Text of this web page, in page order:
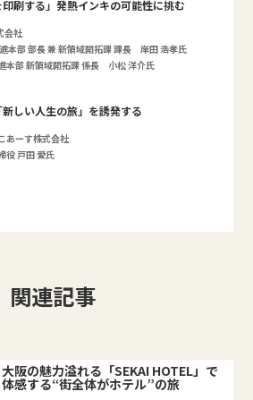
印刷する」発熱インキの可能性に挑む
会社
本部 部長 兼 新領域開拓課 課長 岸田 浩孝氏
本部 新領域開拓課 係長 小松 洋介氏
しい人生の旅」を誘発する
あーす株式会社
役 戸田 愛氏
関連記事
大阪の魅力溢れる「SEKAI HOTEL」で
体感する“街全体がホテル”の旅